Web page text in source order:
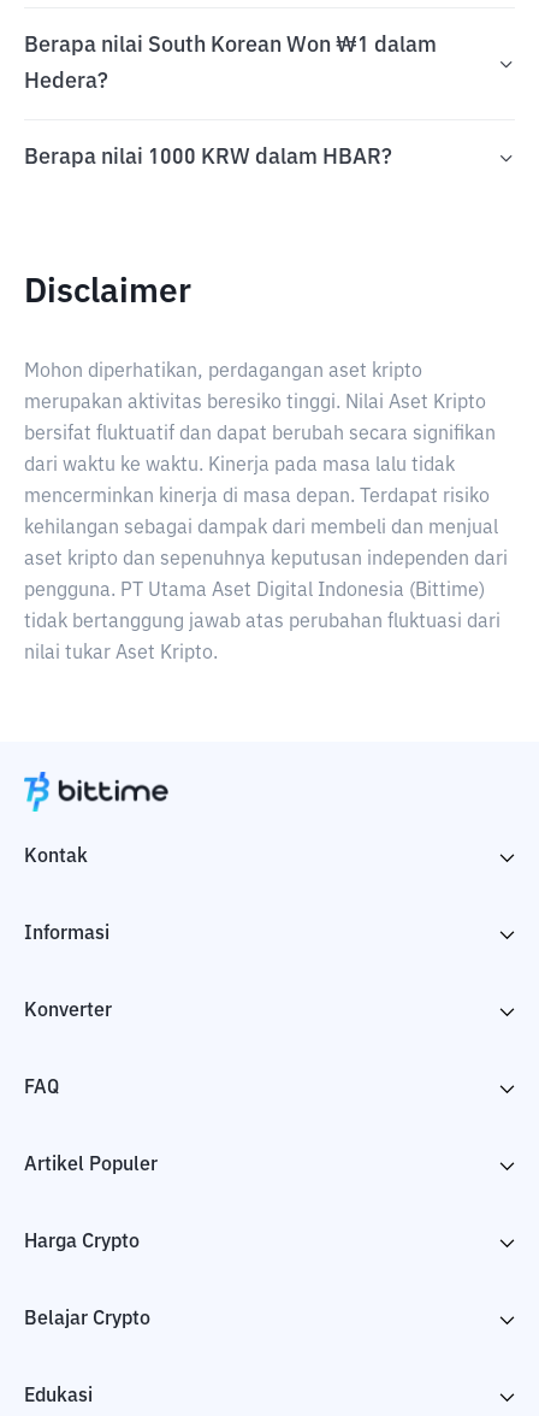
Berapa nilai South Korean Won ₩1 dalam
Hedera?
Berapa nilai 1000 KRW dalam HBAR?
Disclaimer
Mohon diperhatikan, perdagangan aset kripto
merupakan aktivitas beresiko tinggi. Nilai Aset Kripto
bersifat fluktuatif dan dapat berubah secara signifikan
dari waktu ke waktu. Kinerja pada masa lalu tidak
mencerminkan kinerja di masa depan. Terdapat risiko
kehilangan sebagai dampak dari membeli dan menjual
aset kripto dan sepenuhnya keputusan independen dari
pengguna. PT Utama Aset Digital Indonesia (Bittime)
tidak bertanggung jawab atas perubahan fluktuasi dari
nilai tukar Aset Kripto.
Kontak
Informasi
Konverter
FAQ
Artikel Populer
Harga Crypto
Belajar Crypto
Edukasi